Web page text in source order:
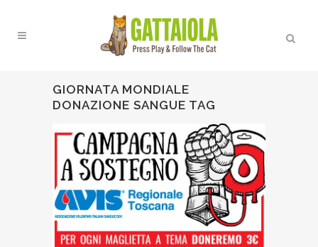
GIORNATA MONDIALE
DONAZIONE SANGUE TAG